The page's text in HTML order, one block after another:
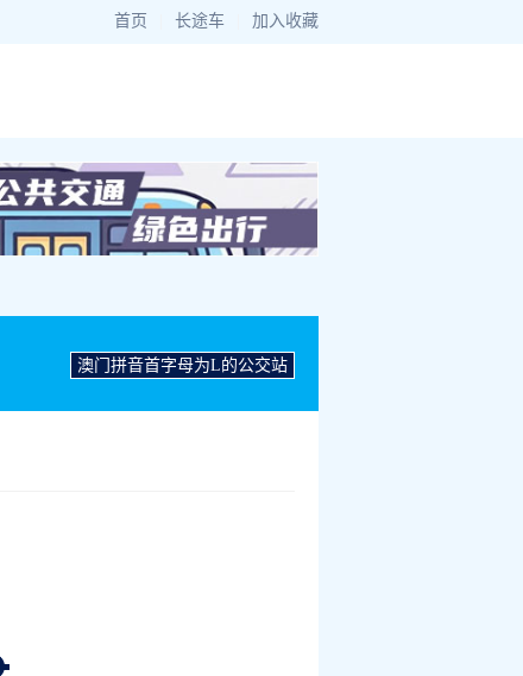
首页 长途车 加入收藏
澳门拼音首字母为L的公交站